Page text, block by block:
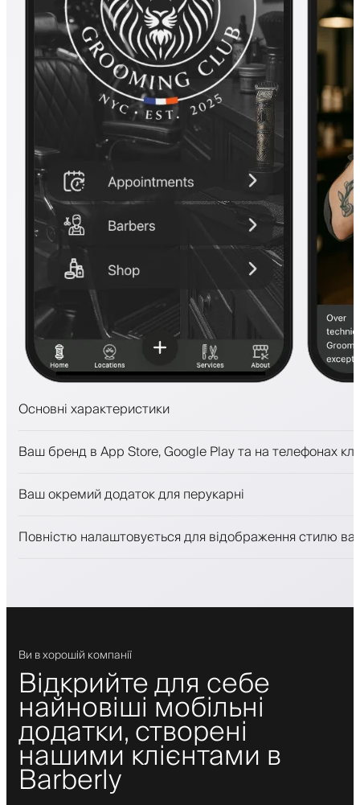
Основні характеристики
Платежі, застава
Залучайте клієнтів за допомогою програми
Ваш бренд в App Store, Google Play та на телефонах
Ваш окремий додаток для перукарні
Повністю налаштовується для відображення стилю
Ви в хорошій компанії
Відкрийте для себе
найновіші мобільні
додатки, створені
нашими клієнтами в
Barberly